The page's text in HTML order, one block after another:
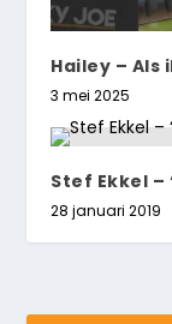
Hailey –
3 mei 2025
Stef Ekkel –
28 januari 2019